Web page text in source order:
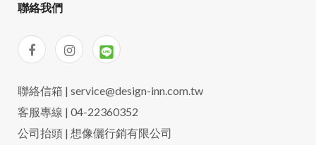
聯絡我們
聯絡信箱 | service@design-inn.com.tw
客服專線 | 04-22360352
公司抬頭 | 想像儷行銷有限公司